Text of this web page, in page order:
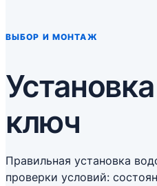
ВЫБОР И МОНТАЖ
ключ
Правильная установка
проверки условий: